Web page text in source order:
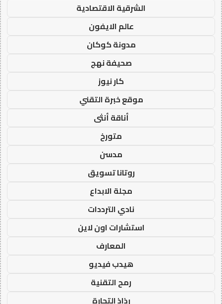
الشرقية الاقتصادية
عالم الايفون
مدونة كوكان
صحيفة نهج
كار نيوز
موقع خبرة التقني
أناقة أنثى
متورخ
مدسن
روتانا تسويق
مجلة الابداع
نادي الترددات
استشارات اون لاين
المعارف
هيدب فيديو
رمح التقنية
رذاذ التجارة